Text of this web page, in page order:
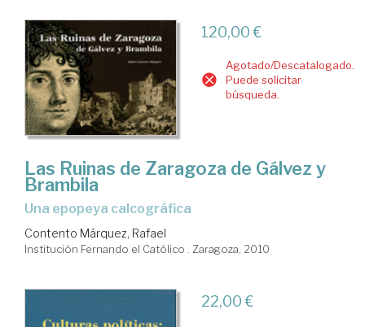
120,00 €
Agotado/Descatalogado.
Puede solicitar
búsqueda.
Las Ruinas de Zaragoza de Gálvez y
Brambila
una epopeya calcográfica
Contento Márquez, Rafael
Institución Fernando el Católico . Zaragoza, 2010
22,00 €